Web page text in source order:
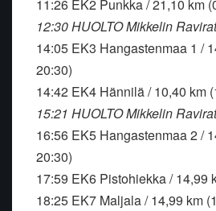
11:26 EK2 Punkka / 21,10 km
12:30 HUOLTO Mikkelin
14:05 EK3 Hangastenmaa 1 /
20:30)
14:42 EK4 Hännilä / 10,40 km
15:21 HUOLTO Mikkelin
16:56 EK5 Hangastenmaa 2 /
20:30)
17:59 EK6 Pistohiekka / 14,99
18:25 EK7 Maljala / 14,99 km